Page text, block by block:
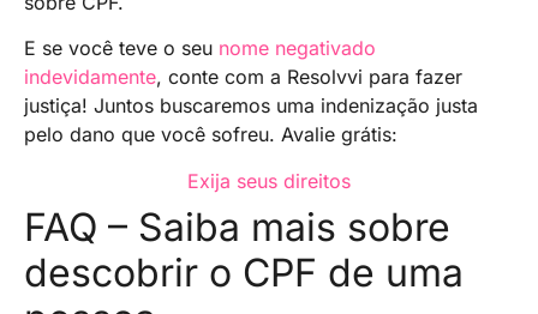
E se você teve o seu nome negativado
indevidamente, conte com a Resolvvi para fazer
justiça! Juntos buscaremos uma indenização justa
pelo dano que você sofreu. Avalie grátis:
Exija seus direitos
FAQ – Saiba mais sobre
descobrir o CPF de uma